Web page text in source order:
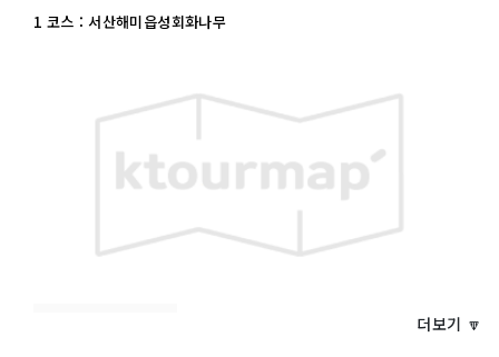
1 코스 : 서산해미읍성회화나무
해미읍성 안에 있는 수령 약 300년으로더보기 🔽